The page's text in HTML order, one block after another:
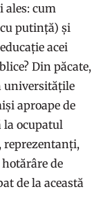
ales: cum
putință) și
acei
Din păcate,
universitățile
aproape de
la ocupatul
reprezentanți,
de
de la această